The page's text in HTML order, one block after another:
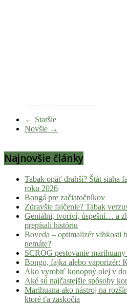
← Staršie
Novšie →
Najnovšie články
Tabak opäť drahší? Štát siaha
roku 2026
Bongá pre začiatočníkov
Zdravšie fajčenie? Tabak
Geniálni, tvoriví, úspešní… a
prepísali históriu
Boveda – optimalizér vlhkosti
nemáte?
SCROG pestovanie
Bongo, fajka alebo vaporizér:
Ako vyrobiť konopný olej v
Aké sú najčastejšie spôsoby
Marihuana ako nástroj na
ktoré ťa zaskočia